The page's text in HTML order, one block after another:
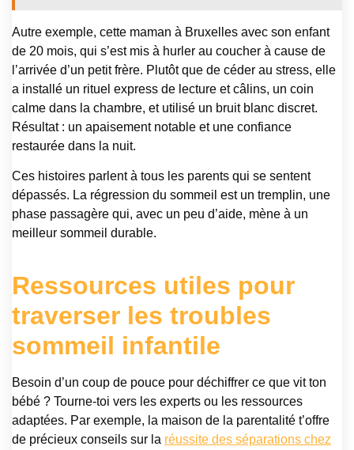
Autre exemple, cette maman à Bruxelles avec son enfant
de 20 mois, qui s’est mis à hurler au coucher à cause de
l’arrivée d’un petit frère. Plutôt que de céder au stress, elle
a installé un rituel express de lecture et câlins, un coin
calme dans la chambre, et utilisé un bruit blanc discret.
Résultat : un apaisement notable et une confiance
restaurée dans la nuit.
Ces histoires parlent à tous les parents qui se sentent
dépassés. La régression du sommeil est un tremplin, une
phase passagère qui, avec un peu d’aide, mène à un
meilleur sommeil durable.
Ressources utiles pour
traverser les troubles
sommeil infantile
Besoin d’un coup de pouce pour déchiffrer ce que vit ton
bébé ? Tourne-toi vers les experts ou les ressources
adaptées. Par exemple, la maison de la parentalité t’offre
de précieux conseils sur la réussite des séparations chez